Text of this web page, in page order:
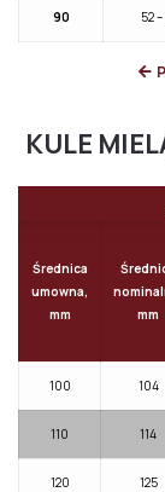
90 52
KULE
Średnica
umowna,
mm
mm
100 104
110 114
120 125